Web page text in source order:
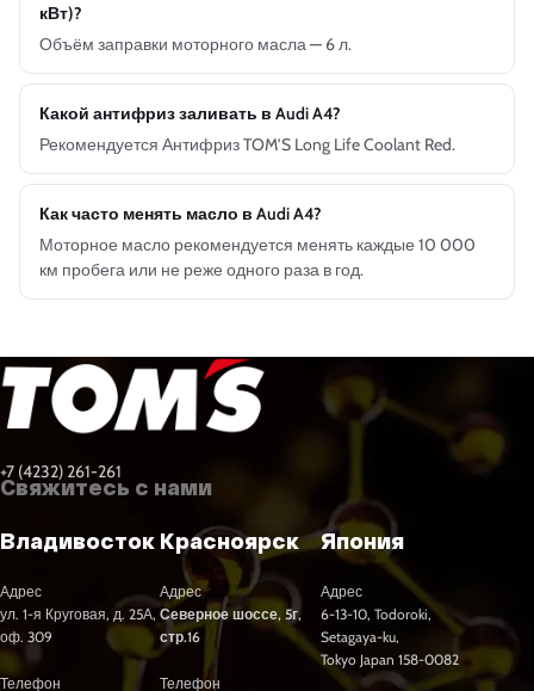
кВт)?
Объём заправки моторного масла — 6 л.
Какой антифриз заливать в Audi A4?
Рекомендуется Антифриз TOM’S Long Life Coolant Red.
Как часто менять масло в Audi A4?
Моторное масло рекомендуется менять каждые 10 000
км пробега или не реже одного раза в год.
+7 (4232) 261-261
Свяжитесь с нами
Владивосток
Адрес
ул. 1-я Круговая, д. 25А,
оф. 309
Телефон
Красноярск
Адрес
Северное шоссе, 5г,
стр.16
Телефон
Япония
Адрес
6-13-10, Todoroki,
Setagaya-ku,
Tokyo Japan 158-0082